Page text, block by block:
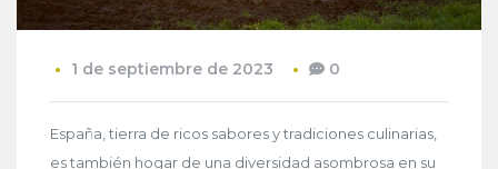
1 de septiembre de 2023 0
España, tierra de ricos sabores y tradiciones culinarias,
es también hogar de una diversidad asombrosa en su